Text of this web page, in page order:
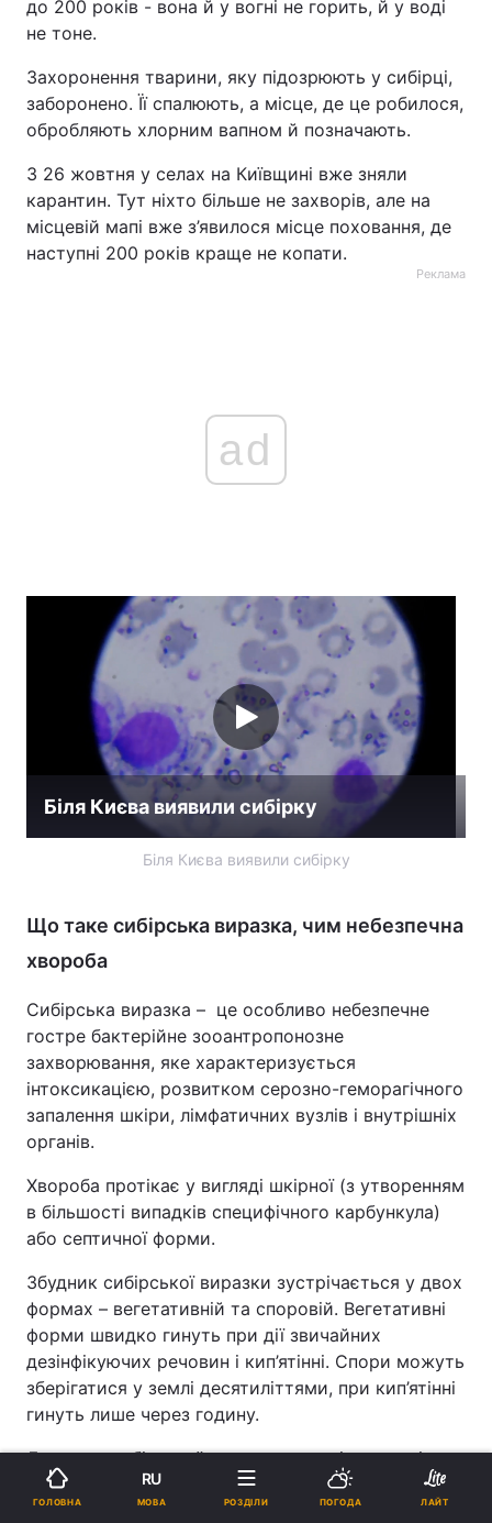
до 200 років - вона й у вогні не горить, й у воді
не тоне.
Захоронення тварини, яку підозрюють у сибірці,
заборонено. Її спалюють, а місце, де це робилося,
обробляють хлорним вапном й позначають.
З 26 жовтня у селах на Київщині вже зняли
карантин. Тут ніхто більше не захворів, але на
місцевій мапі вже з’явилося місце поховання, де
наступні 200 років краще не копати.
Реклама
ad
Біля Києва виявили сибірку
Біля Києва виявили сибірку
Що таке сибірська виразка, чим небезпечна
хвороба
Сибірська виразка – це особливо небезпечне
гостре бактерійне зооантропонозне
захворювання, яке характеризується
інтоксикацією, розвитком серозно-геморагічного
запалення шкіри, лімфатичних вузлів і внутрішніх
органів.
Хвороба протікає у вигляді шкірної (з утворенням
в більшості випадків специфічного карбункула)
або септичної форми.
Збудник сибірської виразки зустрічається у двох
формах – вегетативній та споровій. Вегетативні
форми швидко гинуть при дії звичайних
дезінфікуючих речовин і кип’ятінні. Спори можуть
зберігатися у землі десятиліттями, при кип’ятінні
гинуть лише через годину.
Джерело сибірської виразки - хворі домашні
тварини. Найчастіше передається контактним
шляхом.
ГОЛОВНА
RU
МОВА РОЗДІЛИ ПОГОДА ЛАЙТ